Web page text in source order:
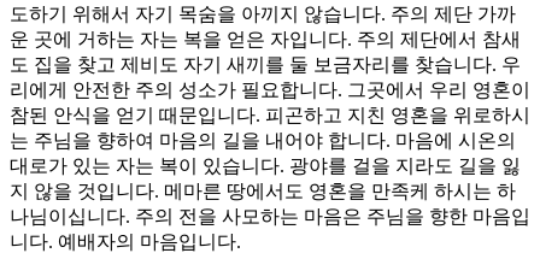
도하기 위해서 자기 목숨을 아끼지 않습니다. 주의 제단 가까
운 곳에 거하는 자는 복을 얻은 자입니다. 주의 제단에서 참새
도 집을 찾고 제비도 자기 새끼를 둘 보금자리를 찾습니다. 우
리에게 안전한 주의 성소가 필요합니다. 그곳에서 우리 영혼이
참된 안식을 얻기 때문입니다. 피곤하고 지친 영혼을 위로하시
는 주님을 향하여 마음의 길을 내어야 합니다. 마음에 시온의
대로가 있는 자는 복이 있습니다. 광야를 걸을 지라도 길을 잃
지 않을 것입니다. 메마른 땅에서도 영혼을 만족케 하시는 하
나님이십니다. 주의 전을 사모하는 마음은 주님을 향한 마음입
니다. 예배자의 마음입니다.